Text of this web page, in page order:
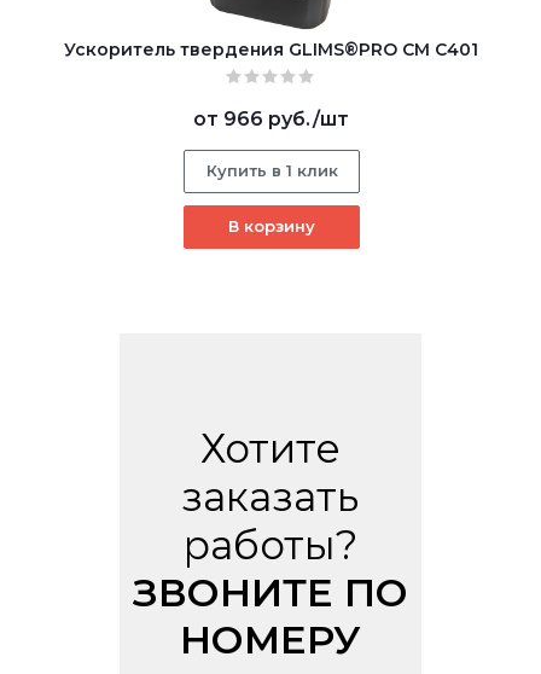
Ускоритель твердения GLIMS®PRO CM С401
от 966 руб./шт
Купить в 1 клик
В корзину
Хотите
заказать
работы?
ЗВОНИТЕ ПО
НОМЕРУ